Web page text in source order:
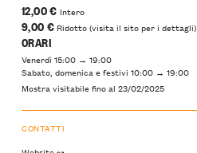
12,00 € Intero
9,00 € Ridotto (visita il sito per i dettagli)
ORARI
Venerdì 15:00 → 19:00
Sabato, domenica e festivi 10:00 → 19:00
Mostra visitabile fino al 23/02/2025
CONTATTI